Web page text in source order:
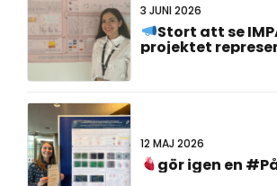
3 JUNI 2026
Stort att se
projektet
12 MAJ 2026
gör igen en